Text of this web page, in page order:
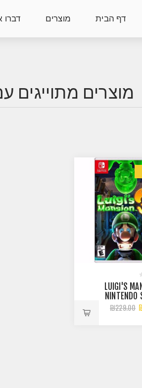
דף הבית מוצרים דברו
מוצרים מתוייגים
LUIGI'S
NINTENDO
₪229.00